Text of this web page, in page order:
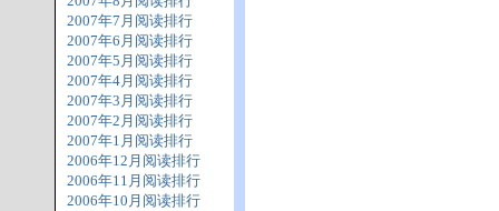
2007年7月阅读排行
2007年6月阅读排行
2007年5月阅读排行
2007年4月阅读排行
2007年3月阅读排行
2007年2月阅读排行
2007年1月阅读排行
2006年12月阅读排行
2006年11月阅读排行
2006年10月阅读排行